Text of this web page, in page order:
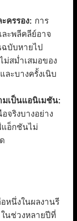
ครรอง: การ
ะพลีคลีย์อาจ
บับหายไป
ม่สม่ำเสมอของ
ละบางครั้งเนิบ
เป็นแอนิเมชัน:
จริงบางอย่าง
แอ็กชันไม่
หนึ่งในผลงานรี
นช่วงหลายปีที่